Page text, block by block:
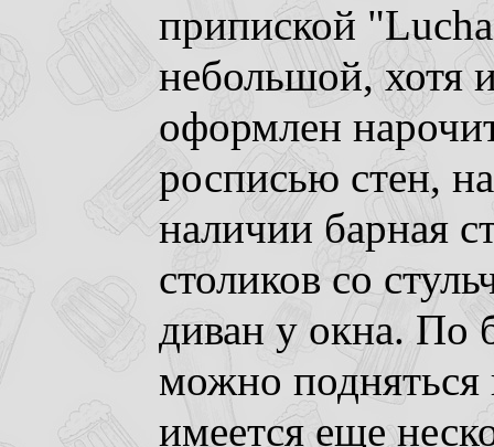
припиской
небольшой, хотя
оформлен
росписью стен,
наличии барная
столиков со
диван у окна. По
можно подняться
имеется еще